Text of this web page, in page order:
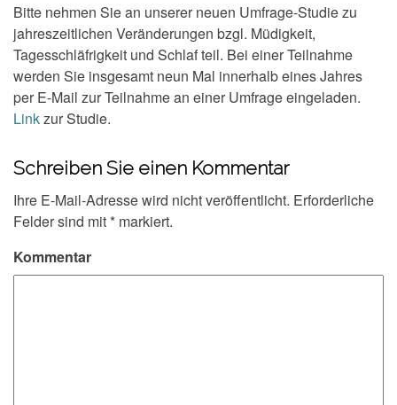
Bitte nehmen Sie an unserer neuen Umfrage-Studie zu
jahreszeitlichen Veränderungen bzgl. Müdigkeit,
Tagesschläfrigkeit und Schlaf teil. Bei einer Teilnahme
werden Sie insgesamt neun Mal innerhalb eines Jahres
per E-Mail zur Teilnahme an einer Umfrage eingeladen.
Linkzur Studie.
Schreiben Sie einen Kommentar
Ihre E-Mail-Adresse wird nicht veröffentlicht. Erforderliche
Felder sind mit * markiert.
Kommentar